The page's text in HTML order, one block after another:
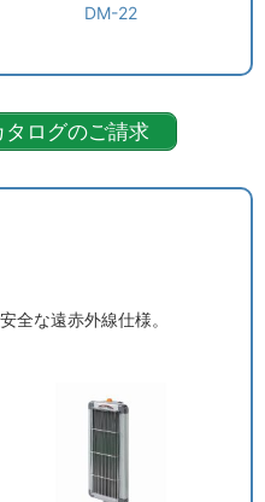
DM-22
ログのご請求
全な遠赤外線仕様。